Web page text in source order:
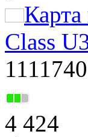
Class
4 424